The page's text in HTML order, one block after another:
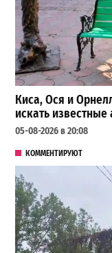
Киса, Ося и
искать
05-08-2026 в 20:08
КОММЕНТИРУЮТ